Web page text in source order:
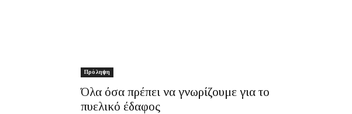
Πρόληψη
Όλα όσα πρέπει να γνωρίζουμε για το
πυελικό έδαφος